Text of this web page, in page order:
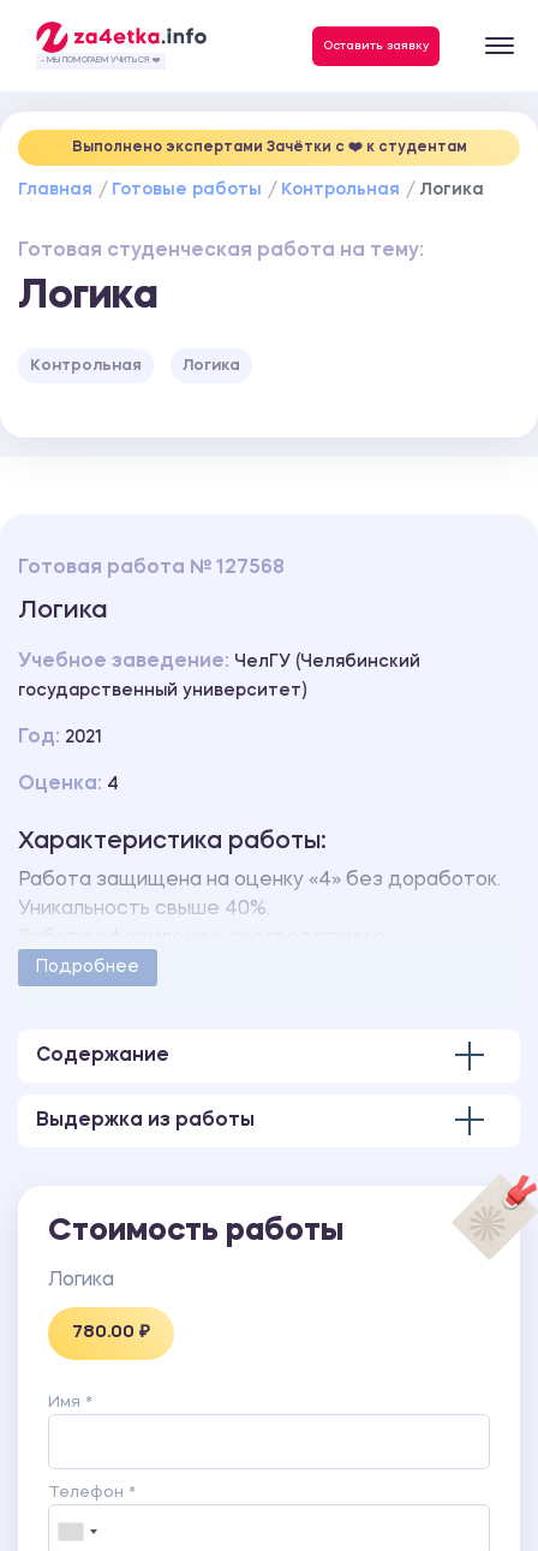
- МЫ ПОМОГАЕМ УЧИТЬСЯ ❤️
Оставить заявку
Выполнено экспертами Зачётки c ❤️ к студентам
Главная Готовые работы Контрольная Логика
Готовая студенческая работа на тему:
Логика
Контрольная Логика
Готовая работа № 127568
Логика
Учебное заведение: ЧелГУ (Челябинский
государственный университет)
Год: 2021
Оценка: 4
Характеристика работы:
Работа защищена на оценку «4» без доработок.
Уникальность свыше 40%.
методическими указаниями учебного заведения.
Подробнее
Содержание
Выдержка из работы
Стоимость работы
Логика
780.00 ₽
Имя *
Телефон *